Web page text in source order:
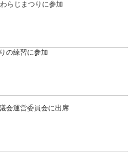
らじまつりに参加
の練習に参加
会運営委員会に出席